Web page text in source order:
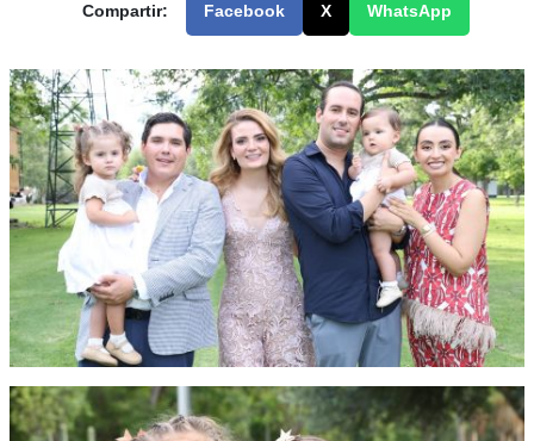
Compartir: Facebook X WhatsApp